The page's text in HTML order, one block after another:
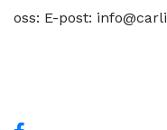
oss: E-post: